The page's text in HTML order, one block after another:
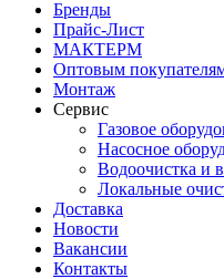
Бренды
Прайс-Лист
МАКТЕРМ
Оптовым
Монтаж
Сервис
Газовое
Насосное
Водоочистка и
Локальные
Доставка
Новости
Вакансии
Контакты